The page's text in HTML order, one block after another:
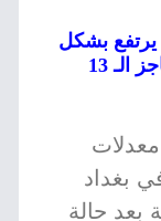
يرتفع بشكل
غير متوقع... ما السر وراء تحطيمه حاجز الـ 13
بغداد
بعد حالة